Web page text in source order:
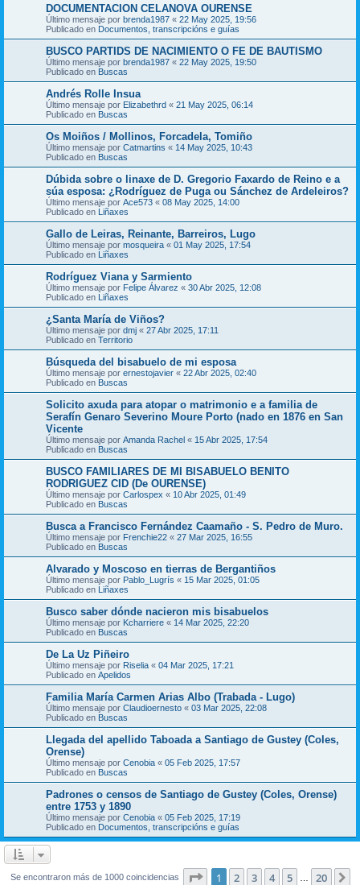
DOCUMENTACION CELANOVA OURENSE
Último mensaje por brenda1987 « 22 May 2025, 19:56
Publicado en Documentos, transcripcións e guías
BUSCO PARTIDS DE NACIMIENTO O FE DE BAUTISMO
Último mensaje por brenda1987 « 22 May 2025, 19:50
Publicado en Buscas
Andrés Rolle Insua
Último mensaje por Elizabethrd « 21 May 2025, 06:14
Publicado en Buscas
Os Moiños / Mollinos, Forcadela, Tomiño
Último mensaje por Catmartins « 14 May 2025, 10:43
Publicado en Buscas
Dúbida sobre o linaxe de D. Gregorio Faxardo de Reino e a
súa esposa: ¿Rodríguez de Puga ou Sánchez de Ardeleiros?
Último mensaje por Ace573 « 08 May 2025, 14:00
Publicado en Liñaxes
Gallo de Leiras, Reinante, Barreiros, Lugo
Último mensaje por mosqueira « 01 May 2025, 17:54
Publicado en Liñaxes
Rodríguez Viana y Sarmiento
Último mensaje por Felipe Álvarez « 30 Abr 2025, 12:08
Publicado en Liñaxes
¿Santa María de Viños?
Último mensaje por dmj « 27 Abr 2025, 17:11
Publicado en Territorio
Búsqueda del bisabuelo de mi esposa
Último mensaje por ernestojavier « 22 Abr 2025, 02:40
Publicado en Buscas
Solicito axuda para atopar o matrimonio e a familia de
Serafín Genaro Severino Moure Porto (nado en 1876 en San
Vicente
Último mensaje por Amanda Rachel « 15 Abr 2025, 17:54
Publicado en Buscas
BUSCO FAMILIARES DE MI BISABUELO BENITO
RODRIGUEZ CID (De OURENSE)
Último mensaje por Carlospex « 10 Abr 2025, 01:49
Publicado en Buscas
Busca a Francisco Fernández Caamaño - S. Pedro de Muro.
Último mensaje por Frenchie22 « 27 Mar 2025, 16:55
Publicado en Buscas
Alvarado y Moscoso en tierras de Bergantiños
Último mensaje por Pablo_Lugrís « 15 Mar 2025, 01:05
Publicado en Liñaxes
Busco saber dónde nacieron mis bisabuelos
Último mensaje por Kcharriere « 14 Mar 2025, 22:20
Publicado en Buscas
De La Uz Piñeiro
Último mensaje por Riselia « 04 Mar 2025, 17:21
Publicado en Apelidos
Familia María Carmen Arias Albo (Trabada - Lugo)
Último mensaje por Claudioernesto « 03 Mar 2025, 22:08
Publicado en Buscas
Llegada del apellido Taboada a Santiago de Gustey (Coles,
Orense)
Último mensaje por Cenobia « 05 Feb 2025, 17:57
Publicado en Buscas
Padrones o censos de Santiago de Gustey (Coles, Orense)
entre 1753 y 1890
Último mensaje por Cenobia « 05 Feb 2025, 17:19
Publicado en Documentos, transcripcións e guías
Se encontraron más de 1000 coincidencias Página de 20
1 2 3 4 5 20